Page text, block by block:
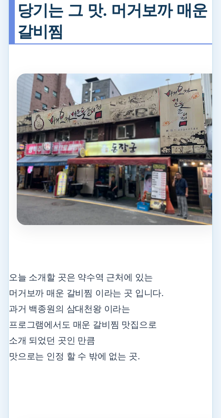
당기는 그 맛. 머거보까 매운
갈비찜
오늘 소개할 곳은 약수역 근처에 있는
머거보까 매운 갈비찜 이라는 곳 입니다.
과거 백종원의 삼대천왕 이라는
프로그램에서도 매운 갈비찜 맛집으로
소개 되었던 곳인 만큼
맛으로는 인정 할 수 밖에 없는 곳.